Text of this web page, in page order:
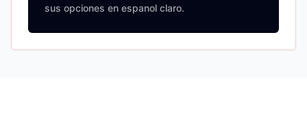
sus opciones en espanol claro.